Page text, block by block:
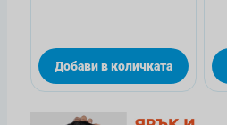
Добави в количката